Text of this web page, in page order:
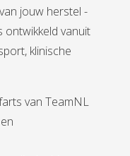
jouw herstel -
ontwikkeld vanuit
klinische
van TeamNL